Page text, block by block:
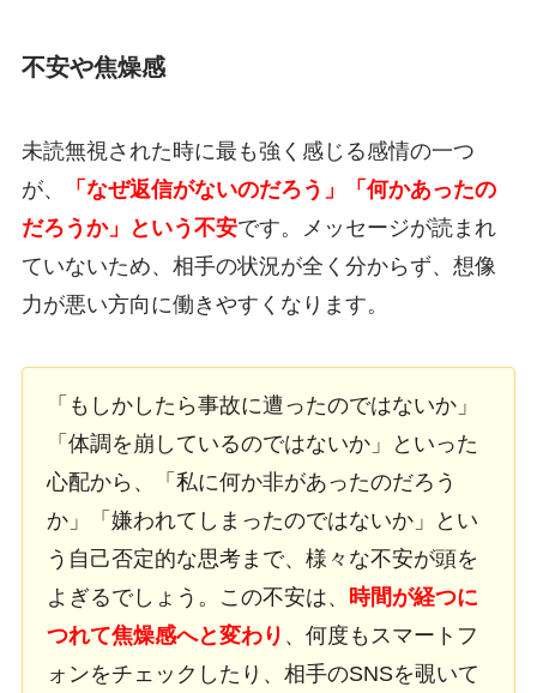
不安や焦燥感
未読無視された時に最も強く感じる感情の一つ
が、
「なぜ返信がないのだろう」「何かあったの
だろうか」という不安です。メッセージが読まれ
ていないため、相手の状況が全く分からず、想像
力が悪い方向に働きやすくなります。
「もしかしたら事故に遭ったのではないか」
「体調を崩しているのではないか」といった
心配から、「私に何か非があったのだろう
か」「嫌われてしまったのではないか」とい
う自己否定的な思考まで、様々な不安が頭を
よぎるでしょう。この不安は、
時間が経つに
つれて焦燥感へと変わり 、何度もスマートフ
ォンをチェックしたり、相手のSNSを覗いて